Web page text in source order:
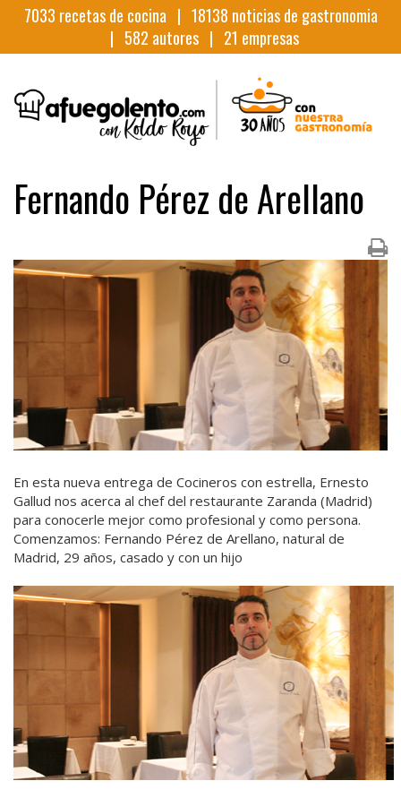
7033 recetas de cocina | 18138 noticias de gastronomia
| 582 autores | 21 empresas
Fernando Pérez de Arellano
En esta nueva entrega de Cocineros con estrella, Ernesto
Gallud nos acerca al chef del restaurante Zaranda (Madrid)
para conocerle mejor como profesional y como persona.
Comenzamos: Fernando Pérez de Arellano, natural de
Madrid, 29 años, casado y con un hijo